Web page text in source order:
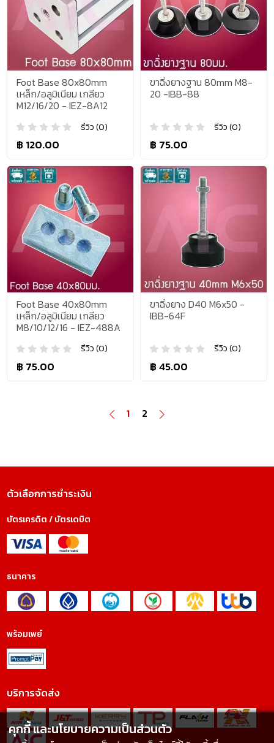
Foot Base 80x80mm
เหล็ก/อลูมิเนียม เกลียว
M12/16/20 - IEZ-8A12
รีวิว (0)
฿ 120.00
ขาฉิ่งยางฐาน 80mm M8-
20 -IBB-88
รีวิว (0)
฿ 75.00
Foot Base 40x80mm
เหล็ก/อลูมิเนียม เกลียว
M8/10/12/16 - IEZ-488A
รีวิว (0)
฿ 75.00
ขาฉิ่งยาง D40 M6x50 -
IBB-64F
รีวิว (0)
฿ 45.00
1 2
ตัวเลือกการชำระเงิน
บัตรเครดิต / บัตรเดบิต
ธนาคาร
พร้อมเพย์
บริการจัดส่ง
คุกกี้ และนโยบายความเป็นส่วนตัว